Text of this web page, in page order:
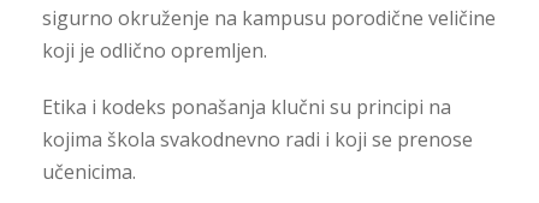
sigurno okruženje na kampusu porodične veličine
koji je odlično opremljen.
Etika i kodeks ponašanja klučni su principi na
kojima škola svakodnevno radi i koji se prenose
učenicima.